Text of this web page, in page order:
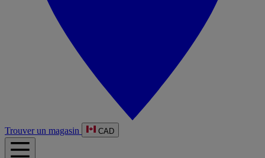
Trouver un magasin CAD